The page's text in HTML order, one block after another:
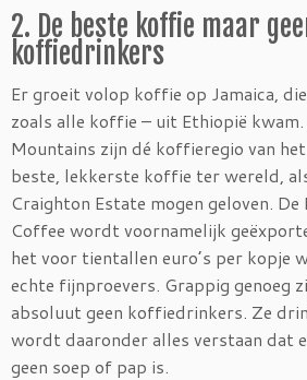
2. De beste koffie maar
koffiedrinkers
Er groeit volop koffie op Jamaica,
zoals alle koffie – uit Ethiopië kwam.
Mountains zijn dé koffieregio van
beste, lekkerste koffie ter wereld,
Craighton Estate mogen geloven.
Coffee wordt voornamelijk
het voor tientallen euro’s per kopje
echte fijnproevers. Grappig genoeg
absoluut geen koffiedrinkers. Ze
wordt daaronder alles verstaan dat
geen soep of pap is.